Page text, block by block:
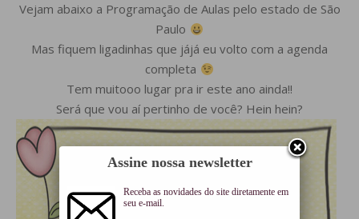
Vejam abaixo a Programação de Aulas pelo estado de São
Paulo
Mas fiquem ligadinhas que jájá eu volto com a agenda
completa
Tem muitooo lugar pra ir este ano ainda!!
Será que vou aí pertinho de você? Hein hein?
Assine nossa newsletter
Receba as novidades do site diretamente em
seu e-mail.